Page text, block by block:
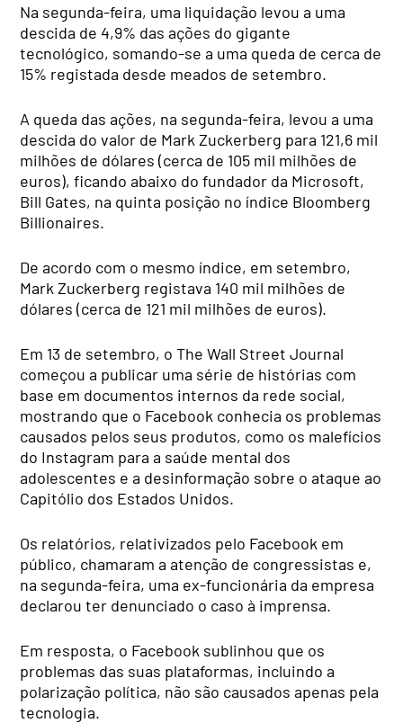
Na segunda-feira, uma liquidação levou a uma
descida de 4,9% das ações do gigante
tecnológico, somando-se a uma queda de cerca de
15% registada desde meados de setembro.
A queda das ações, na segunda-feira, levou a uma
descida do valor de Mark Zuckerberg para 121,6 mil
milhões de dólares (cerca de 105 mil milhões de
euros), ficando abaixo do fundador da Microsoft,
Bill Gates, na quinta posição no índice Bloomberg
Billionaires.
De acordo com o mesmo índice, em setembro,
Mark Zuckerberg registava 140 mil milhões de
dólares (cerca de 121 mil milhões de euros).
Em 13 de setembro, o The Wall Street Journal
começou a publicar uma série de histórias com
base em documentos internos da rede social,
mostrando que o Facebook conhecia os problemas
causados pelos seus produtos, como os malefícios
do Instagram para a saúde mental dos
adolescentes e a desinformação sobre o ataque ao
Capitólio dos Estados Unidos.
Os relatórios, relativizados pelo Facebook em
público, chamaram a atenção de congressistas e,
na segunda-feira, uma ex-funcionária da empresa
declarou ter denunciado o caso à imprensa.
Em resposta, o Facebook sublinhou que os
problemas das suas plataformas, incluindo a
polarização política, não são causados apenas pela
tecnologia.